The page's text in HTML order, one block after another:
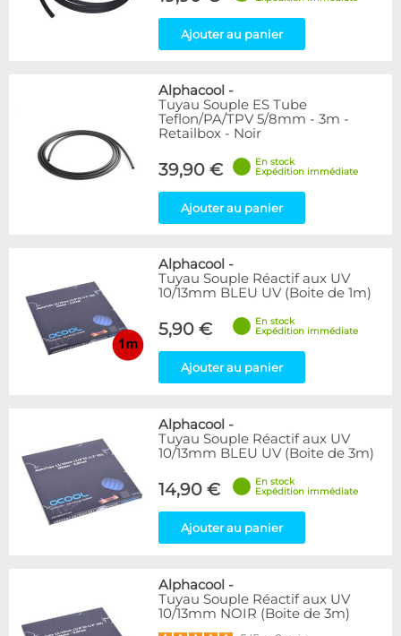
Ajouter au panier
Alphacool -
Tuyau Souple ES Tube
Teflon/PA/TPV 5/8mm - 3m -
Retailbox - Noir
39,90 €
En stock
Expédition immédiate
Ajouter au panier
Alphacool -
Tuyau Souple Réactif aux UV
10/13mm BLEU UV (Boite de 1m)
5,90 €
En stock
Expédition immédiate
Ajouter au panier
Alphacool -
Tuyau Souple Réactif aux UV
10/13mm BLEU UV (Boite de 3m)
14,90 €
En stock
Expédition immédiate
Ajouter au panier
Alphacool -
Tuyau Souple Réactif aux UV
10/13mm NOIR (Boite de 3m)